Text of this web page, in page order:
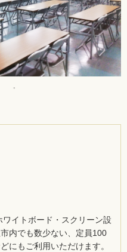
イトボード・スクリーン設
内でも数少ない、定員100
にもご利用いただけます。